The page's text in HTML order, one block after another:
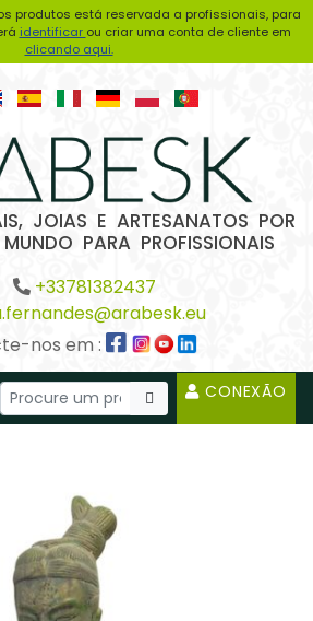
produtos está reservada a profissionais, para
identificar ou criar uma conta de cliente em
clicando aqui.
JOIAS E ARTESANATOS POR
PARA PROFISSIONAIS
+33781382437
nos em :
CONEXÃO